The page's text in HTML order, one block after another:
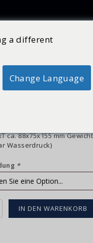
DienstShop
gebogen
2331061X Vorrätig
inkl. MwSt.
gebogen inkl.
(bei 3 bar Wasserdruck)
3/4"
ca. 88x75x155 mm
Wasserdruck)
*
IN DEN WARENKORB
a different
Change Language